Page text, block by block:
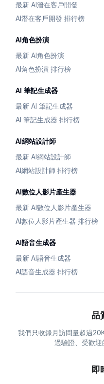
最新 AI潛在客戶開發
AI潛在客戶開發 排行榜
AI角色扮演
最新 AI角色扮演
AI角色扮演 排行榜
AI 筆記生成器
最新 AI 筆記生成器
AI 筆記生成器 排行榜
AI網站設計師
最新 AI網站設計師
AI網站設計師 排行榜
AI數位人影片產生器
最新 AI數位人影片產生器
AI數位人影片產生器 排行榜
AI語音生成器
最新 AI語音生成器
AI語音生成器 排行榜
品
我們只收錄月訪問量超過
過驗證、受歡迎
即